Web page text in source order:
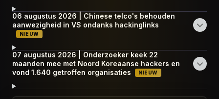
06 augustus 2026 | Chinese telco's behouden
aanwezigheid in VS ondanks hackinglinks
NIEUW
07 augustus 2026 | Onderzoeker keek 22
maanden mee met Noord Koreaanse hackers en
vond 1.640 getroffen organisaties
NIEUW